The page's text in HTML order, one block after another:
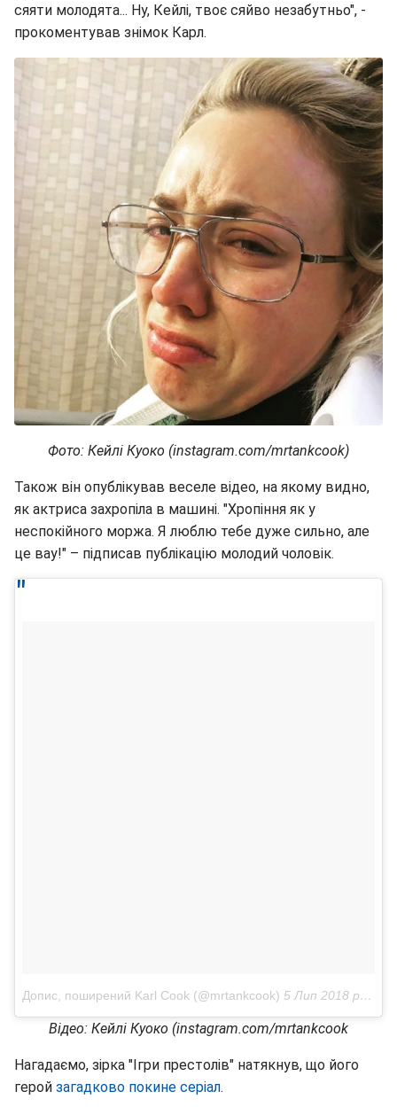
сяяти молодята... Ну, Кейлі, твоє сяйво незабутньо", -
прокоментував знімок Карл.
Фото: Кейлі Куоко (instagram.com/mrtankcook)
Також він опублікував веселе відео, на якому видно,
як актриса захропіла в машині. "Хропіння як у
неспокійного моржа. Я люблю тебе дуже сильно, але
це вау!" – підписав публікацію молодий чоловік.
Допис, поширений Karl Cook (@mrtankcook) 5 Лип 2018 р. о 1:38 PDT
Відео: Кейлі Куоко (instagram.com/mrtankcook
Нагадаємо, зірка "Ігри престолів" натякнув, що його
герой загадково покине серіал.